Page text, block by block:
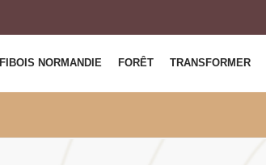
FIBOIS NORMANDIE FORÊT TRANSFORMER